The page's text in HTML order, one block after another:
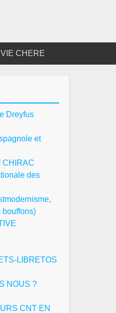
CHERE
Dreyfus
et
CHIRAC
des
bouffons)
LIBRETOS
NOUS ?
CNT EN